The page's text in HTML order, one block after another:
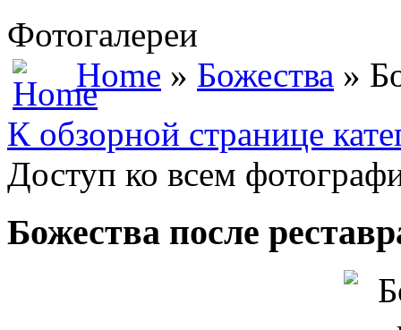
Фотогалереи
Home » Божества »
К обзорной странице
Доступ ко всем
Божества после